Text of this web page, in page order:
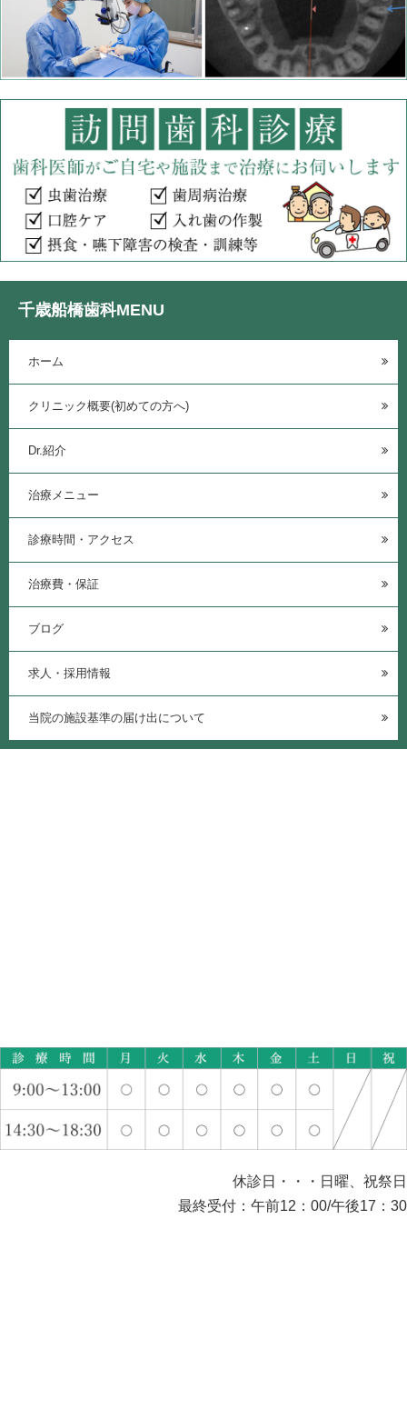
千歳船橋歯科MENU
ホーム
クリニック概要(初めての方へ)
Dr.紹介
治療メニュー
診療時間・アクセス
治療費・保証
ブログ
求人・採用情報
当院の施設基準の届け出について
休診日・・・日曜、祝祭日
最終受付：午前12：00/午後17：30